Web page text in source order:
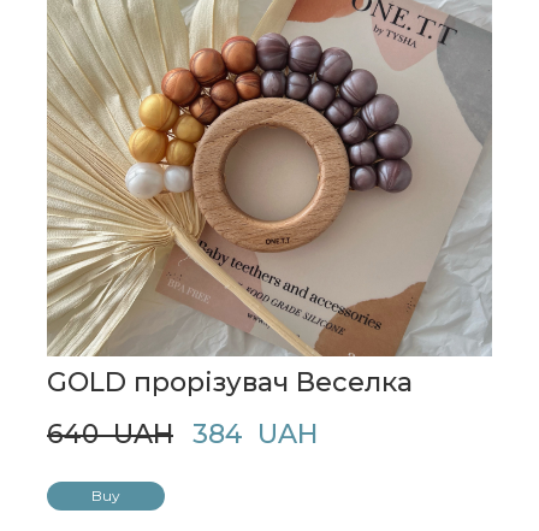
GOLD прорізувач Веселка
640  UAH 384  UAH
Buy